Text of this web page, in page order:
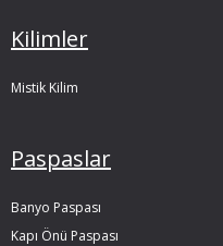
Kilimler
Mistik Kilim
Paspaslar
Banyo Paspası
Kapı Önü Paspası